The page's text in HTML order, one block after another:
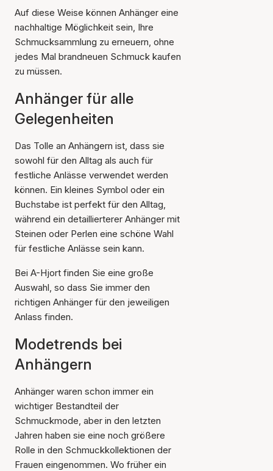
Auf diese Weise können Anhänger eine
nachhaltige Möglichkeit sein, Ihre
Schmucksammlung zu erneuern, ohne
jedes Mal brandneuen Schmuck kaufen
zu müssen.
Anhänger für alle
Gelegenheiten
Das Tolle an Anhängern ist, dass sie
sowohl für den Alltag als auch für
festliche Anlässe verwendet werden
können. Ein kleines Symbol oder ein
Buchstabe ist perfekt für den Alltag,
während ein detaillierterer Anhänger mit
Steinen oder Perlen eine schöne Wahl
für festliche Anlässe sein kann.
Bei A-Hjort finden Sie eine große
Auswahl, so dass Sie immer den
richtigen Anhänger für den jeweiligen
Anlass finden.
Modetrends bei
Anhängern
Anhänger waren schon immer ein
wichtiger Bestandteil der
Schmuckmode, aber in den letzten
Jahren haben sie eine noch größere
Rolle in den Schmuckkollektionen der
Frauen eingenommen. Wo früher ein